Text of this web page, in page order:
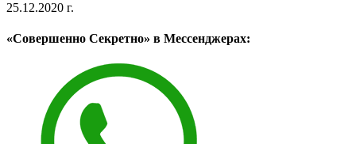
25.12.2020 г.
«Совершенно Секретно» в Мессенджерах: